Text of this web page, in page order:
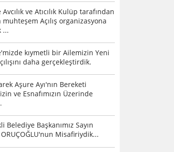
Avcılık ve Atıcılık Kulüp tarafından
muhteşem Açılış organizasyona
...
kıymetli bir Ailemizin Yeni
daha gerçekleştirdik.
Aşure Ayı'nın Bereketi
ve Esnafımızın Üzerinde
Belediye Başkanımız Sayın
Misafiriydik...